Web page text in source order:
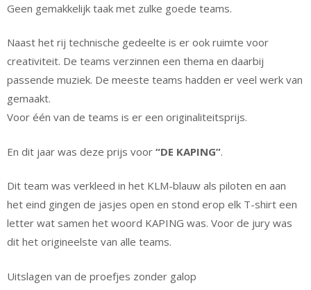
Geen gemakkelijk taak met zulke goede teams.
Naast het rij technische gedeelte is er ook ruimte voor
creativiteit. De teams verzinnen een thema en daarbij
passende muziek. De meeste teams hadden er veel werk van
gemaakt.
Voor één van de teams is er een originaliteitsprijs.
En dit jaar was deze prijs voor “DE KAPING”.
Dit team was verkleed in het KLM-blauw als piloten en aan
het eind gingen de jasjes open en stond erop elk T-shirt een
letter wat samen het woord KAPING was. Voor de jury was
dit het origineelste van alle teams.
Uitslagen van de proefjes zonder galop